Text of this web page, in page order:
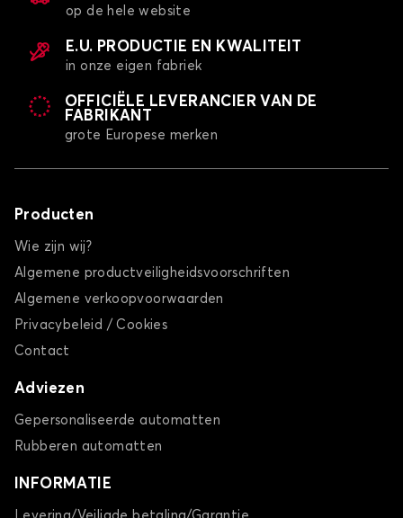
op de hele website
E.U. PRODUCTIE EN KWALITEIT
in onze eigen fabriek
OFFICIËLE LEVERANCIER VAN DE
FABRIKANT
grote Europese merken
Producten
Wie zijn wij?
Algemene productveiligheidsvoorschriften
Algemene verkoopvoorwaarden
Privacybeleid / Cookies
Contact
Adviezen
Gepersonaliseerde automatten
Rubberen automatten
INFORMATIE